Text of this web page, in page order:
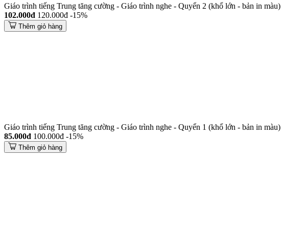
Giáo trình tiếng Trung tăng cường - Giáo trình nghe - Quyển 2 (khổ lớn - bản in màu)
102.000đ 120.000đ -15%
Thêm giỏ hàng
Giáo trình tiếng Trung tăng cường - Giáo trình nghe - Quyển 1 (khổ lớn - bản in màu)
85.000đ 100.000đ -15%
Thêm giỏ hàng